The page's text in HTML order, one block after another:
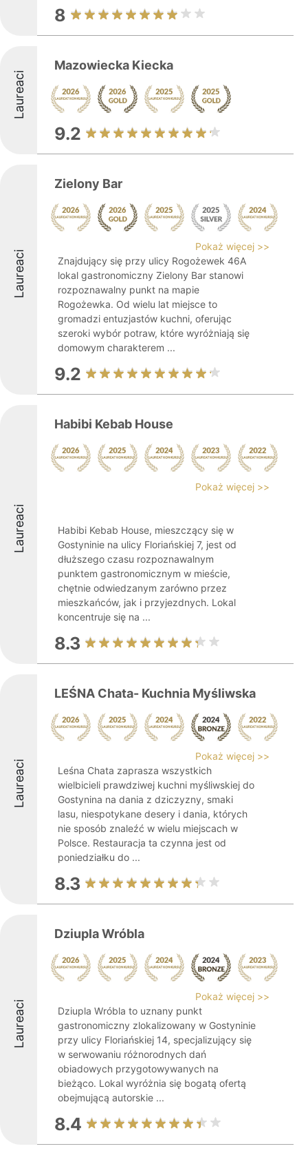
8
Laureaci
Mazowiecka Kiecka
9.2
Laureaci
Zielony Bar
Pokaż więcej >>
Znajdujący się przy ulicy Rogożewek 46A
lokal gastronomiczny Zielony Bar stanowi
rozpoznawalny punkt na mapie
Rogożewka. Od wielu lat miejsce to
gromadzi entuzjastów kuchni, oferując
szeroki wybór potraw, które wyróżniają się
domowym charakterem ...
9.2
Laureaci
Habibi Kebab House
Pokaż więcej >>
Habibi Kebab House, mieszczący się w
Gostyninie na ulicy Floriańskiej 7, jest od
dłuższego czasu rozpoznawalnym
punktem gastronomicznym w mieście,
chętnie odwiedzanym zarówno przez
mieszkańców, jak i przyjezdnych. Lokal
koncentruje się na ...
8.3
Laureaci
LEŚNA Chata- Kuchnia Myśliwska
Pokaż więcej >>
Leśna Chata zaprasza wszystkich
wielbicieli prawdziwej kuchni myśliwskiej do
Gostynina na dania z dziczyzny, smaki
lasu, niespotykane desery i dania, których
nie sposób znaleźć w wielu miejscach w
Polsce. Restauracja ta czynna jest od
poniedziałku do ...
8.3
Laureaci
Dziupla Wróbla
Pokaż więcej >>
Dziupla Wróbla to uznany punkt
gastronomiczny zlokalizowany w Gostyninie
przy ulicy Floriańskiej 14, specjalizujący się
w serwowaniu różnorodnych dań
obiadowych przygotowywanych na
bieżąco. Lokal wyróżnia się bogatą ofertą
obejmującą autorskie ...
8.4